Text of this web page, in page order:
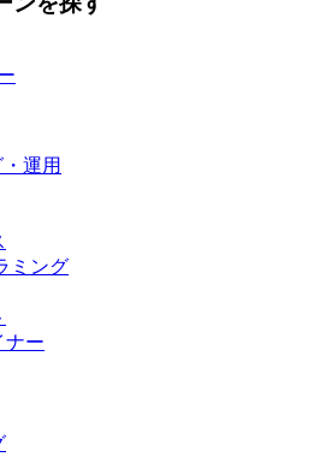
運用
ミング
ナー